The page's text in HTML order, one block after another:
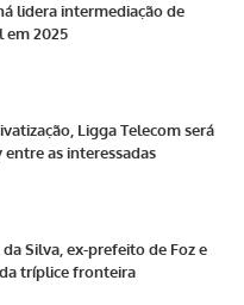
lidera intermediação de
em 2025
Ligga Telecom será
entre as interessadas
Silva, ex-prefeito de Foz e
tríplice fronteira